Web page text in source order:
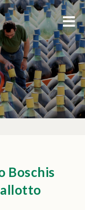
Boschis